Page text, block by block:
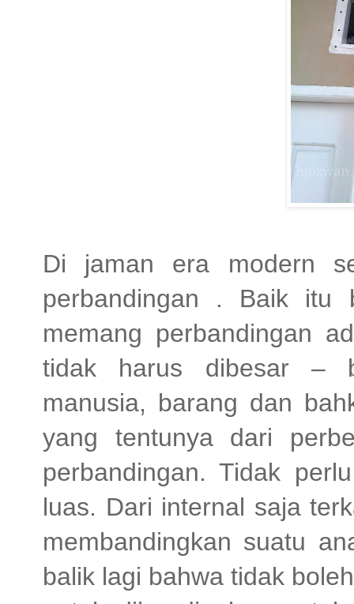
Di jaman era modern
perbandingan . Baik itu
memang perbandingan
tidak harus dibesar –
manusia, barang dan
yang tentunya dari
perbandingan. Tidak
luas. Dari internal saja
membandingkan suatu
balik lagi bahwa tidak